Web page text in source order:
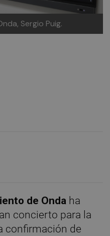
Sergio Puig.
de Onda ha
concierto para la
confirmación de